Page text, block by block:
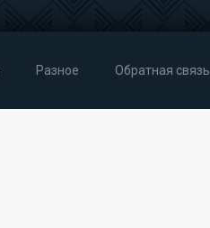
Разное Обратная связь